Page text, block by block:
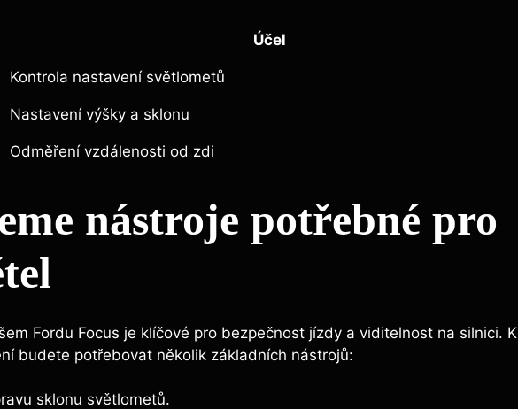
Účel
Kontrola nastavení světlometů
Nastavení výšky a sklonu
Odměření vzdálenosti od zdi
nástroje potřebné pro
Fordu Focus je klíčové pro bezpečnost jízdy a viditelnost na silnici. K
budete potřebovat několik základních nástrojů:
sklonu světlometů.